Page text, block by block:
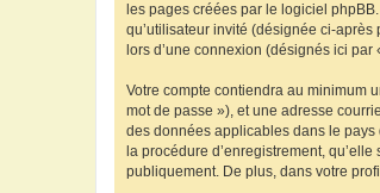
les pages créées par le logiciel
qu’utilisateur invité (désignée ci-
lors d’une connexion (désignés ici par
Votre compte contiendra au minimum
mot de passe »), et une adresse
des données applicables dans le pays
la procédure d’enregistrement,
publiquement. De plus, dans votre